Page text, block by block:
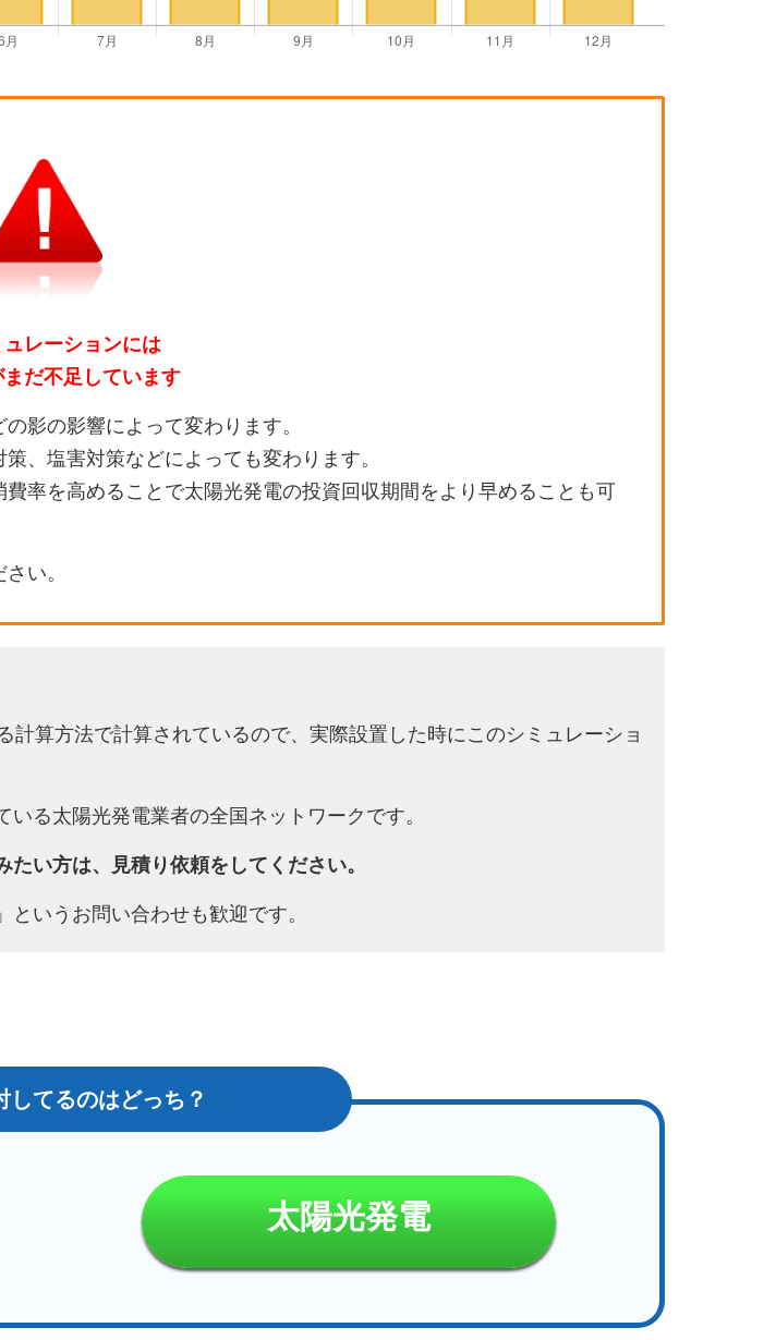
ュレーションには
まだ不足しています
影の影響によって変わります。
、塩害対策などによっても変わります。
率を高めることで太陽光発電の投資回収期間をより早めることも可
い。
算方法で計算されているので、実際設置した時にこのシミュレーショ
る太陽光発電業者の全国ネットワークです。
い方は、見積り依頼をしてください。
いうお問い合わせも歓迎です。
太陽光発電